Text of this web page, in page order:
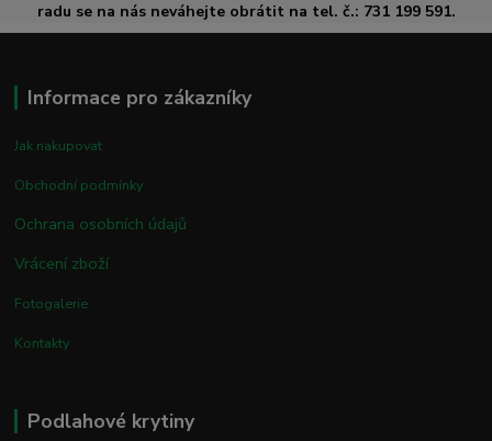
radu se na nás neváhejte obrátit na tel. č.: 731 199 591.
Informace pro zákazníky
Jak nakupovat
Obchodní podmínky
Ochrana osobních údajů
Vrácení zboží
Fotogalerie
Kontakty
Podlahové krytiny